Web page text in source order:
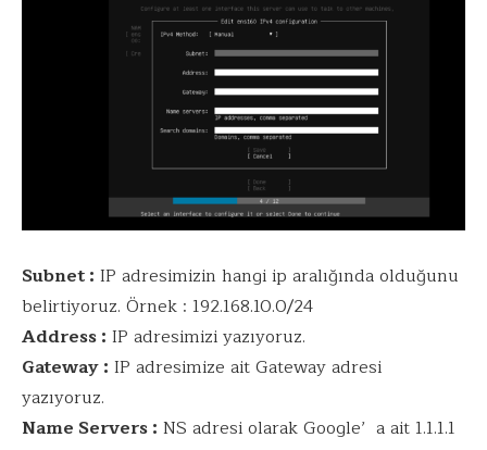
Subnet : IP adresimizin hangi ip aralığında olduğunu
belirtiyoruz. Örnek : 192.168.10.0/24
Address : IP adresimizi yazıyoruz.
Gateway : IP adresimize ait Gateway adresi
yazıyoruz.
Name Servers : NS adresi olarak Google’ a ait 1.1.1.1